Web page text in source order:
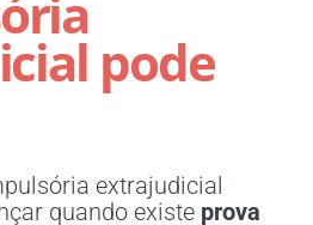
pode
extrajudicial
quando existe prova